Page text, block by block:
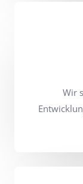
Wir